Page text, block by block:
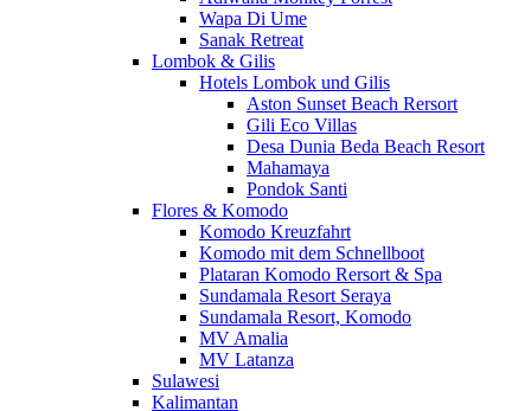
Wapa Di Ume
Sanak Retreat
Lombok & Gilis
Hotels Lombok und Gilis
Aston Sunset Beach Rersort
Gili Eco Villas
Desa Dunia Beda Beach Resort
Mahamaya
Pondok Santi
Flores & Komodo
Komodo Kreuzfahrt
Komodo mit dem Schnellboot
Plataran Komodo Rersort & Spa
Sundamala Resort Seraya
Sundamala Resort, Komodo
MV Amalia
MV Latanza
Sulawesi
Kalimantan